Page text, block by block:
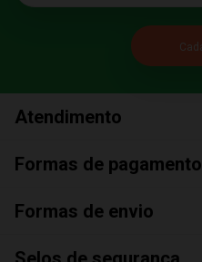
Atendimento
Formas de pagamento
Formas de envio